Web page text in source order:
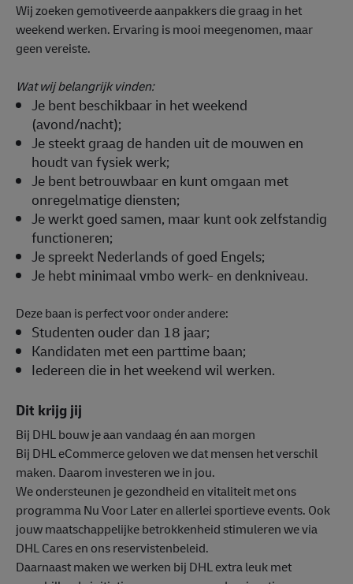
Wij zoeken gemotiveerde aanpakkers die graag in het
weekend werken. Ervaring is mooi meegenomen, maar
geen vereiste.
Wat wij belangrijk vinden:
Je bent beschikbaar in het weekend
(avond/nacht);
Je steekt graag de handen uit de mouwen en
houdt van fysiek werk;
Je bent betrouwbaar en kunt omgaan met
onregelmatige diensten;
Je werkt goed samen, maar kunt ook zelfstandig
functioneren;
Je spreekt Nederlands of goed Engels;
Je hebt minimaal vmbo werk- en denkniveau.
Deze baan is perfect voor onder andere:
Studenten ouder dan 18 jaar;
Kandidaten met een parttime baan;
Iedereen die in het weekend wil werken.
Dit krijg jij
Bij DHL bouw je aan vandaag én aan morgen
Bij DHL eCommerce geloven we dat mensen het verschil
maken. Daarom investeren we in jou.
We ondersteunen je gezondheid en vitaliteit met ons
programma Nu Voor Later en allerlei sportieve events. Ook
jouw maatschappelijke betrokkenheid stimuleren we via
DHL Cares en ons reservistenbeleid.
Daarnaast maken we werken bij DHL extra leuk met